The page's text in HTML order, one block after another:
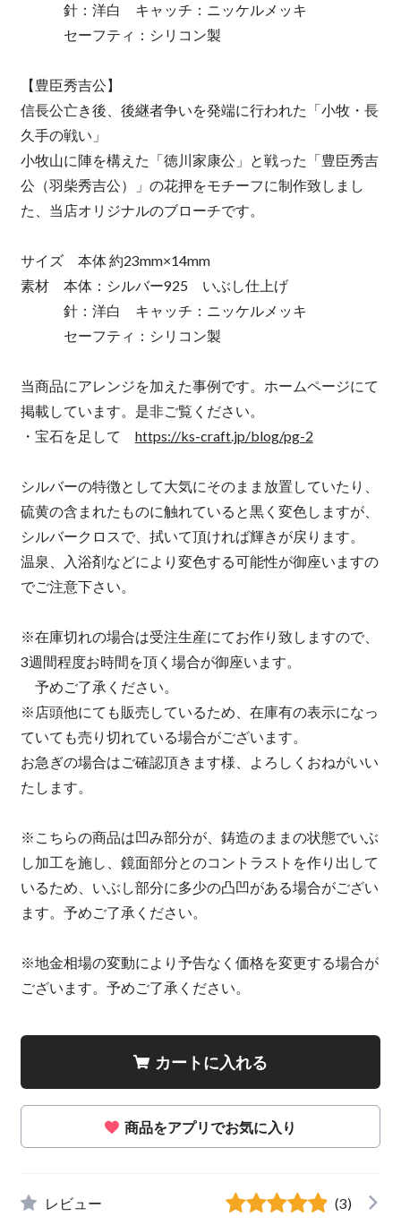
針：洋白 キャッチ：ニッケルメッキ
セーフティ：シリコン製
【豊臣秀吉公】
信長公亡き後、後継者争いを発端に行われた「小牧・長
久手の戦い」
小牧山に陣を構えた「徳川家康公」と戦った「豊臣秀吉
公（羽柴秀吉公）」の花押をモチーフに制作致しまし
た、当店オリジナルのブローチです。
サイズ 本体 約23mm×14mm
素材 本体：シルバー925 いぶし仕上げ
針：洋白 キャッチ：ニッケルメッキ
セーフティ：シリコン製
当商品にアレンジを加えた事例です。ホームページにて
掲載しています。是非ご覧ください。
・宝石を足して https://ks-craft.jp/blog/pg-2
シルバーの特徴として大気にそのまま放置していたり、
硫黄の含まれたものに触れていると黒く変色しますが、
シルバークロスで、拭いて頂ければ輝きが戻ります。
温泉、入浴剤などにより変色する可能性が御座いますの
でご注意下さい。
※在庫切れの場合は受注生産にてお作り致しますので、
3週間程度お時間を頂く場合が御座います。
予めご了承ください。
※店頭他にても販売しているため、在庫有の表示になっ
ていても売り切れている場合がございます。
お急ぎの場合はご確認頂きます様、よろしくおねがいい
たします。
※こちらの商品は凹み部分が、鋳造のままの状態でいぶ
し加工を施し、鏡面部分とのコントラストを作り出して
いるため、いぶし部分に多少の凸凹がある場合がござい
ます。予めご了承ください。
※地金相場の変動により予告なく価格を変更する場合が
ございます。予めご了承ください。
カートに入れる
商品をアプリでお気に入り
レビュー (3)